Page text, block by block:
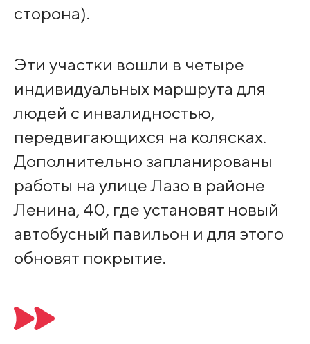
сторона).
Эти участки вошли в четыре
индивидуальных маршрута для
людей с инвалидностью,
передвигающихся на колясках.
Дополнительно запланированы
работы на улице Лазо в районе
Ленина, 40, где установят новый
автобусный павильон и для этого
обновят покрытие.